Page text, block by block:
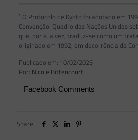
¹ O Protocolo de Kyoto foi adotado em
Convenção-Quadro das Nações Unidas
que, por sua vez, traduz-se como um
originado em 1992, em decorrência da
Publicado em: 10/02/2025
Por: Nicole Bittencourt
Facebook Comments
Share